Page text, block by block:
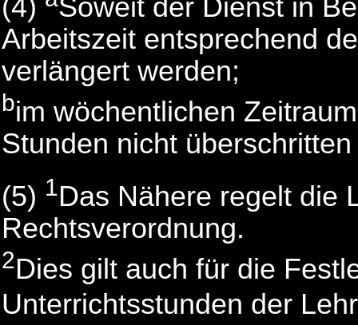
(4)
Soweit der Dienst in
Arbeitszeit entsprechend
verlängert werden;
bim wöchentlichen
Stunden nicht
(5) 1Das Nähere regelt die
Rechtsverordnung.
2Dies gilt auch für die
Unterrichtsstunden der